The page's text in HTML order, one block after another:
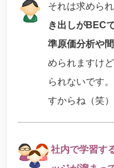
それは求めら
き出しがBEC
準原価分析や
められますけ
られないです
すからね（笑）
社内で学習す